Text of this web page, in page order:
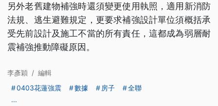
另外老舊建物補強時還須變更使用執照，適用新消防
法規、逃生避難規定，更要求補強設計單位須概括承
受先前設計及施工不當的所有責任，這都成為弱層耐
震補強推動障礙原因。
李彥穎 / 編輯
0403花蓮強震
數據 房子
全聯
...